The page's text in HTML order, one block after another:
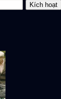
Kích hoạt